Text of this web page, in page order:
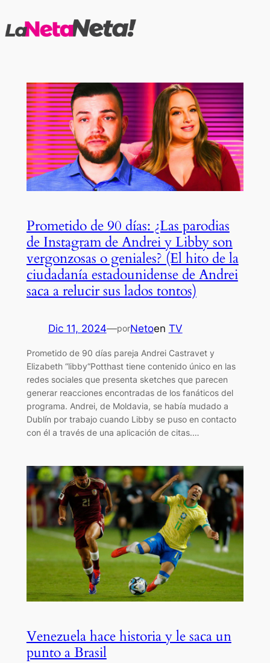
al
Prometido de 90 días: ¿Las parodias
de Instagram de Andrei y Libby son
vergonzosas o geniales? (El hito de la
ciudadanía estadounidense de Andrei
saca a relucir sus lados tontos)
Dic 11, 2024—porNetoen TV
Prometido de 90 días pareja Andrei Castravet y
Elizabeth “libby“Potthast tiene contenido único en las
redes sociales que presenta sketches que parecen
generar reacciones encontradas de los fanáticos del
programa. Andrei, de Moldavia, se había mudado a
Dublín por trabajo cuando Libby se puso en contacto
con él a través de una aplicación de citas.…
Venezuela hace historia y le saca un
punto a Brasil